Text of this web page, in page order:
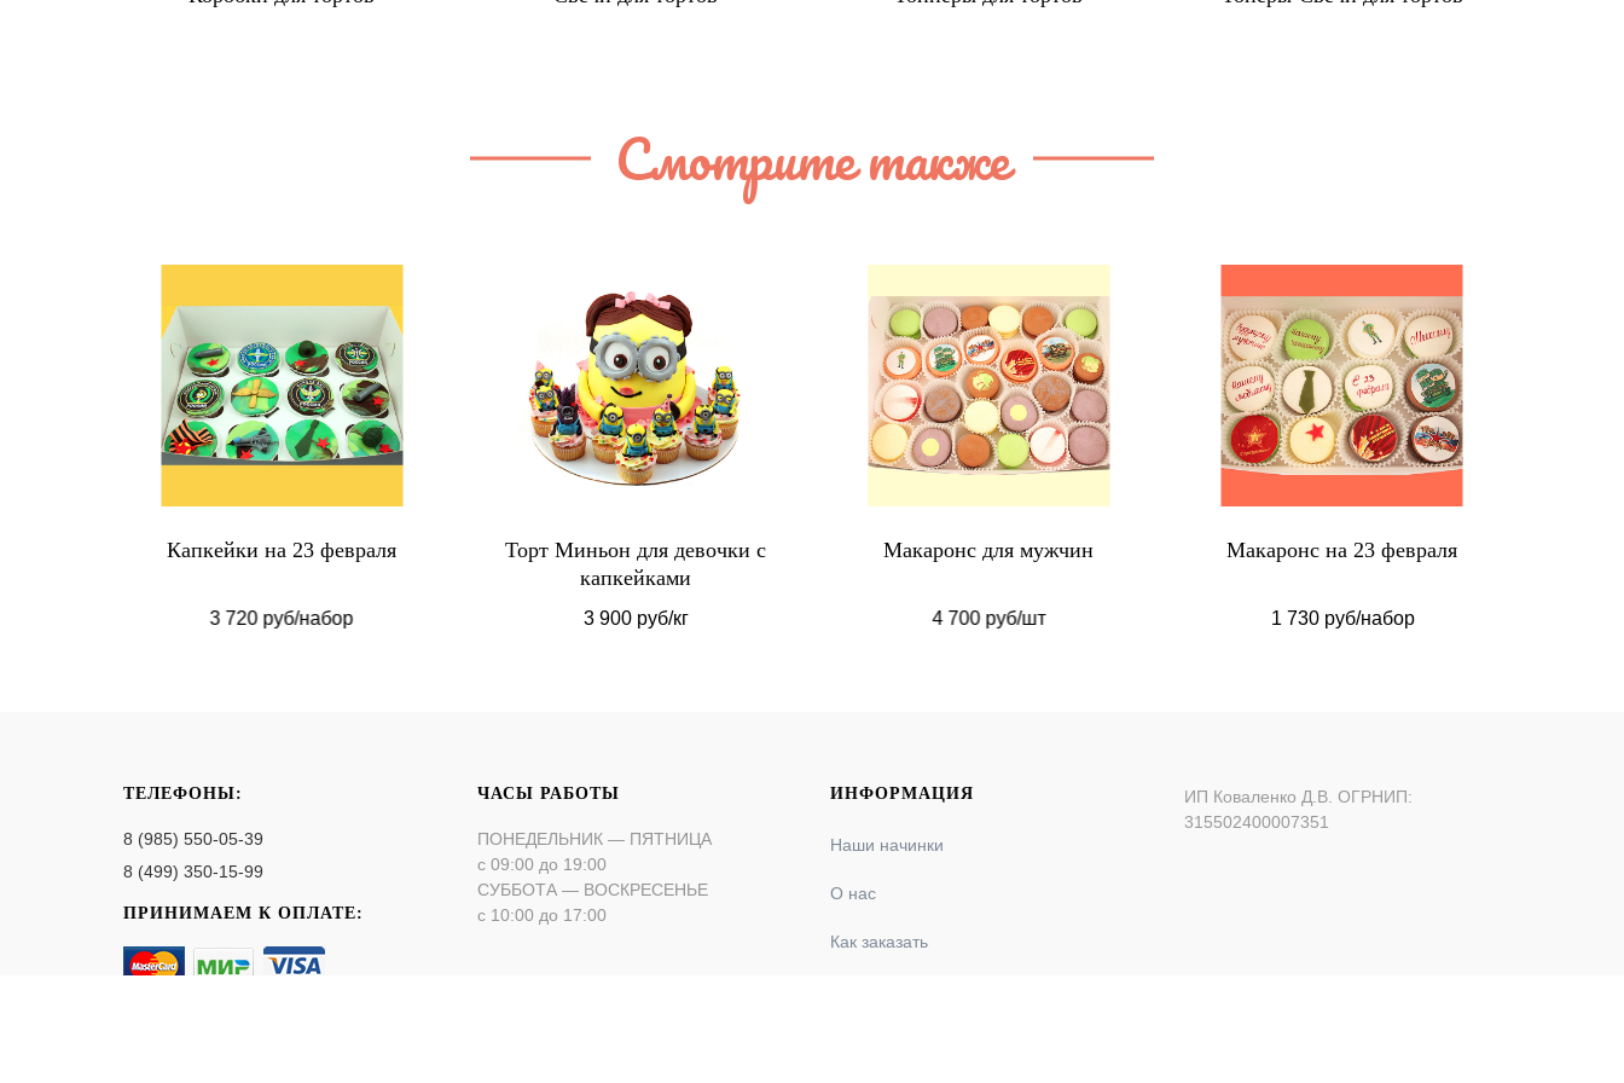
Смотрите также
Капкейки на 23 февраля
3 720 руб/набор
Торт Миньон для девочки с
капкейками
3 900 руб/кг
Макаронс для мужчин
4 700 руб/шт
Макаронс на 23 февраля
1 730 руб/набор
ТЕЛЕФОНЫ:
8 (985) 550-05-39
8 (499) 350-15-99
ПРИНИМАЕМ К ОПЛАТЕ:
ЧАСЫ РАБОТЫ
ПОНЕДЕЛЬНИК — ПЯТНИЦА
с 09:00 до 19:00
СУББОТА — ВОСКРЕСЕНЬЕ
с 10:00 до 17:00
ИНФОРМАЦИЯ
Наши начинки
О нас
Как заказать
ИП Коваленко Д.В. ОГРНИП:
315502400007351